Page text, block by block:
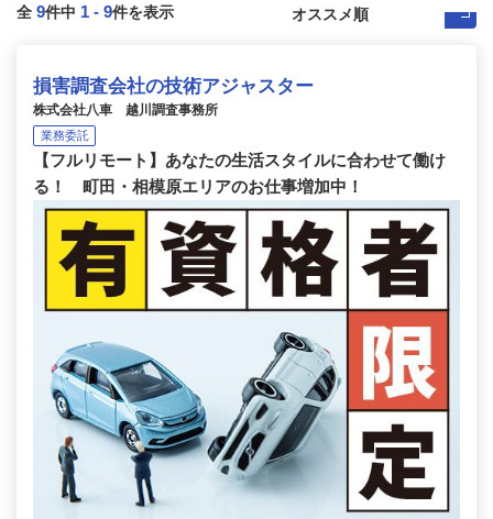
全 9件中 1 - 9件を表示
損害調査会社の技術アジャスター
株式会社八車 越川調査事務所
業務委託
【フルリモート】あなたの生活スタイルに合わせて働け
る！ 町田・相模原エリアのお仕事増加中！